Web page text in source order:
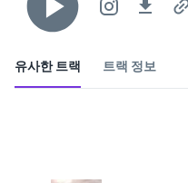
유사한 트랙 트랙 정보